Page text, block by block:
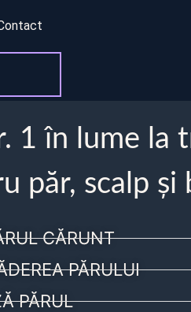
1 în lume la
păr, scalp și
CĂRUNT
PĂRULUI
PĂRUL